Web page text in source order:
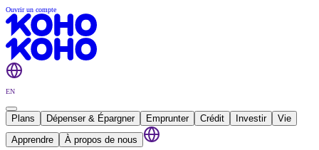
Ouvrir un compte
EN
Plans Dépenser & Épargner Emprunter Crédit Investir
Vie
Apprendre
À propos de nous